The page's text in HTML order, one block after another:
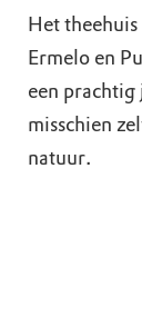
Het
Ermelo en
een prachtig
misschien
natuur.